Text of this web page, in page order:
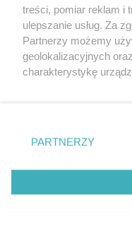
©
treści, pomiar reklam i
ulepszanie usług. Za
Partnerzy możemy
geolokalizacyjnych
charakterystykę
zmienić/wycofać
znajdujący się w
rodzaje przetwarzania
użytkownika, ale
przetwarzaniu.
PARTNERZY